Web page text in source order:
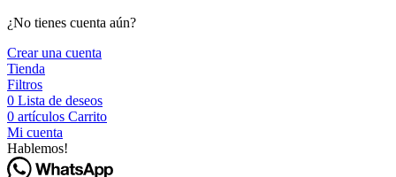
¿No tienes cuenta aún?
Crear una cuenta
Tienda
Filtros
0 Lista de deseos
0 artículos Carrito
Mi cuenta
Hablemos!